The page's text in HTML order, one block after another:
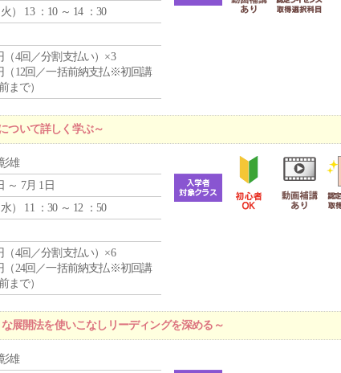
火 ） 13 ：10 ～ 14 ：30
（4回／分割支払い）×3
（12回／一括前納支払※初回講
まで）
ついて詳しく学ぶ～
雄
～ 7月 1日
水） 11 ：30 ～ 12 ：50
（4回／分割支払い）×6
（24回／一括前納支払※初回講
まで）
展開法を使いこなしリーディングを深める～
雄